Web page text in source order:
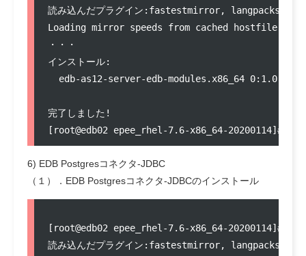
読み込んだプラグイン:fastestmirror, langpacks
Loading mirror speeds from cached hostfile
・・・
インストール:
edb-as12-
完了しました!
6) EDB Postgresコネクタ-JDBC
（１）．EDB Postgresコネクタ-JDBCのインストール
[root@edb02 epee_rhel-7.6-x86_64-20200114]#
読み込んだプラグイン:fastestmirror, langpacks